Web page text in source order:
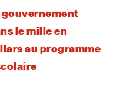
le mille en
au programme